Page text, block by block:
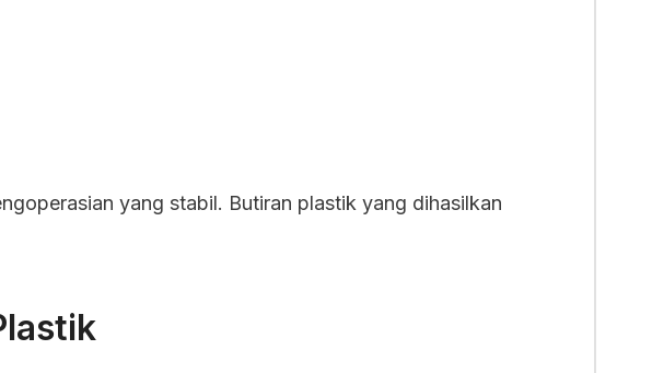
yang stabil. Butiran plastik yang dihasilkan